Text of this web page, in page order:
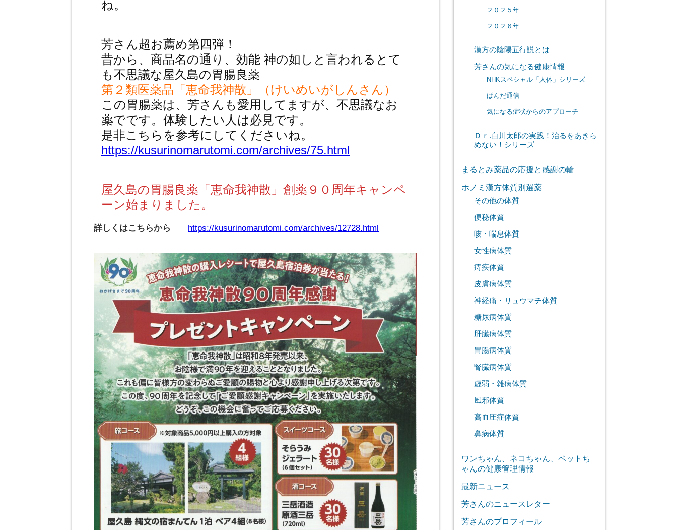
ね。
芳さん超お薦め第四弾！
昔から、商品名の通り、効能 神の如しと言われるとて
も不思議な屋久島の胃腸良薬
第２類医薬品「恵命我神散」（けいめいがしんさん）
この胃腸薬は、芳さんも愛用してますが、不思議なお
薬でです。体験したい人は必見です。
是非こちらを参考にしてくださいね。
https://kusurinomarutomi.com/archives/75.html
屋久島の胃腸良薬「恵命我神散」創薬９０周年キャンペ
ーン始まりました。
詳しくはこちらから https://kusurinomarutomi.com/archives/12728.html
２０２５年
２０２６年
漢方の陰陽五行説とは
芳さんの気になる健康情報
NHKスペシャル「人体」シリーズ
ぱんだ通信
気になる症状からのアプローチ
Ｄｒ.白川太郎の実践！治るをあきら
めない！シリーズ
まるとみ薬品の応援と感謝の輪
ホノミ漢方体質別選薬
その他の体質
便秘体質
咳・喘息体質
女性病体質
痔疾体質
皮膚病体質
神経痛・リュウマチ体質
糖尿病体質
肝臓病体質
胃腸病体質
腎臓病体質
虚弱・雑病体質
風邪体質
高血圧症体質
鼻病体質
ワンちゃん、ネコちゃん、ペットち
ゃんの健康管理情報
最新ニュース
芳さんのニュースレター
芳さんのプロフィール